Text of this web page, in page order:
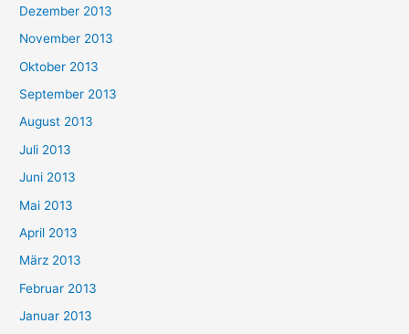
Dezember 2013
November 2013
Oktober 2013
September 2013
August 2013
Juli 2013
Juni 2013
Mai 2013
April 2013
März 2013
Februar 2013
Januar 2013